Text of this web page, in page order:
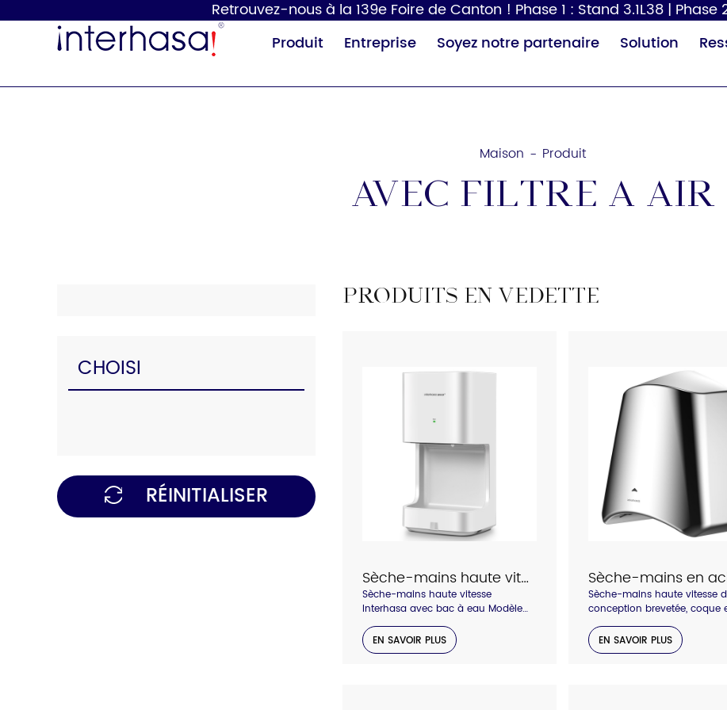
Retrouvez-nous à la 139e Foire de Canton ! Phase 1 : Stand 3.1L38 | Phase
Produit
Catalogue
Entreprise Soyez notre partenaire Solution
Maison - Produit
Avec filtre à air
CHOISI
RÉINITIALISER
PRODUITS EN VEDETTE
Sèche-mains haute vitesse Interhasa avec bac à eau Modèle A3889
Sèche-mains haute vitesse
Interhasa avec bac à eau Modèle
A3889
EN SAVOIR PLUS
Sèche-mains haute vitesse
conception brevetée, coque
inoxydable, sortie d'air
avec filtre à air HEPA, panneau
arrière anti-vol
EN SAVOIR PLUS